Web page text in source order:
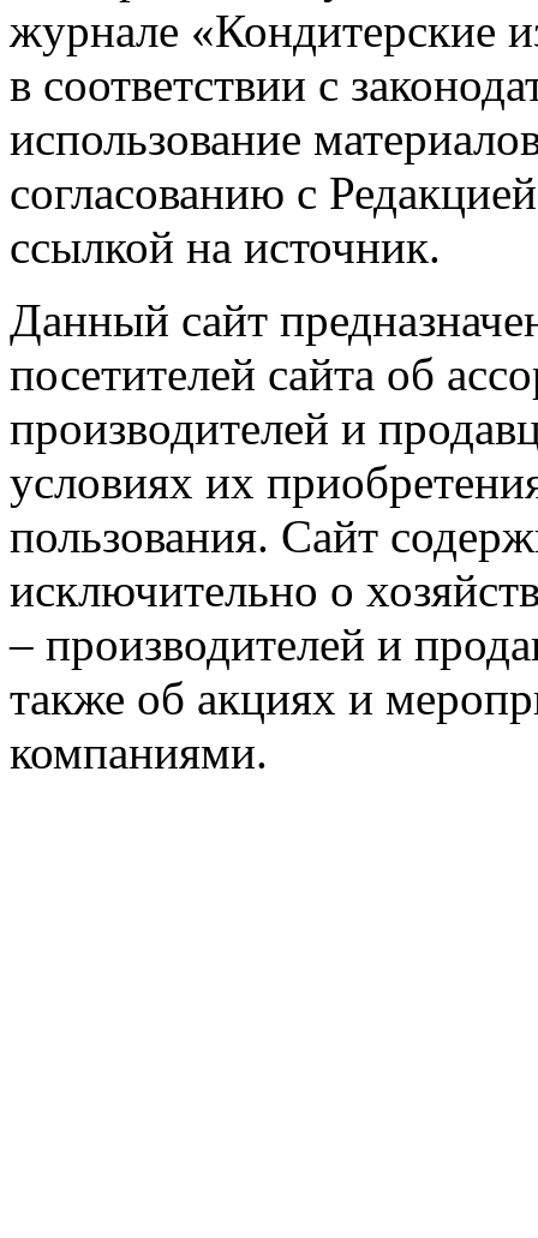
журнале «Кондитерские
в соответствии с
использование
согласованию с
ссылкой на источник.
Данный сайт
посетителей сайта об
производителей и
условиях их
пользования. Сайт
исключительно о
– производителей и
также об акциях и
компаниями.